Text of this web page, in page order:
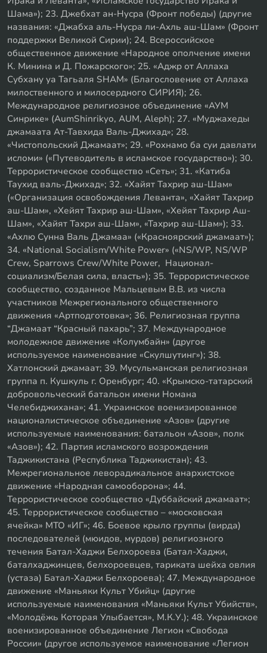
Шама»); 23. Джебхат ан-Нусра (Фронт победы) (другие
названия: «Джабха аль-Нусра ли-Ахль аш-Шам» (Фронт
поддержки Великой Сирии); 24. Всероссийское
общественное движение «Народное ополчение имени
К. Минина и Д. Пожарского»; 25. «Аджр от Аллаха
Субхану уа Тагьаля SHAM» (Благословение от Аллаха
милоственного и милосердного СИРИЯ); 26.
Международное религиозное объединение «АУМ
Синрике» (AumShinrikyo, AUM, Aleph); 27. «Муджахеды
джамаата Ат-Тавхида Валь-Джихад»; 28.
«Чистопольский Джамаат»; 29. «Рохнамо ба суи давлати
исломи» («Путеводитель в исламское государство»); 30.
Террористическое сообщество «Сеть»; 31. «Катиба
Таухид валь-Джихад»; 32. «Хайят Тахрир аш-Шам»
(«Организация освобождения Леванта», «Хайят Тахрир
аш-Шам», «Хейят Тахрир аш-Шам», «Хейят Тахрир Аш-
Шам», «Хайят Тахри аш-Шам», «Тахрир аш-Шам»); 33.
«Ахлю Сунна Валь Джамаа» («Красноярский джамаат»);
34. «National Socialism/White Power» («NS/WP, NS/WP
Crew, Sparrows Crew/White Power, Национал-
социализм/Белая сила, власть»); 35. Террористическое
сообщество, созданное Мальцевым В.В. из числа
участников Межрегионального общественного
движения «Артподготовка»; 36. Религиозная группа
“Джамаат “Красный пахарь”; 37. Международное
молодежное движение «Колумбайн» (другое
используемое наименование «Скулшутинг»); 38.
Хатлонский джамаат; 39. Мусульманская религиозная
группа п. Кушкуль г. Оренбург; 40. «Крымско-татарский
добровольческий батальон имени Номана
Челебиджихана»; 41. Украинское военизированное
националистическое объединение «Азов» (другие
используемые наименования: батальон «Азов», полк
«Азов»); 42. Партия исламского возрождения
Таджикистана (Республика Таджикистан); 43.
Межрегиональное леворадикальное анархистское
движение «Народная самооборона»; 44.
Террористическое сообщество «Дуббайский джамаат»;
45. Террористическое сообщество – «московская
ячейка» МТО «ИГ»; 46. Боевое крыло группы (вирда)
последователей (мюидов, мурдов) религиозного
течения Батал-Хаджи Белхороева (Батал-Хаджи,
баталхаджинцев, белхороевцев, тариката шейха овлия
(устаза) Батал-Хаджи Белхороева); 47. Международное
движение «Маньяки Культ Убийц» (другие
используемые наименования «Маньяки Культ Убийств»,
«Молодёжь Которая Улыбается», М.К.У.); 48. Украинское
военизированное объединение Легион «Свобода
России» (другое используемое наименование «Легион